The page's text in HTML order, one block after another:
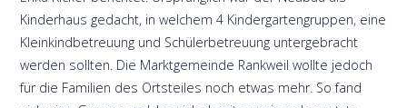
Kinderhaus gedacht, in welchem 4 Kindergartengruppen, eine
Kleinkindbetreuung und Schülerbetreuung untergebracht
werden sollten. Die Marktgemeinde Rankweil wollte jedoch
für die Familien des Ortsteiles noch etwas mehr. So fand